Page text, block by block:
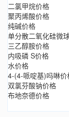
二氯甲烷价格
聚丙烯酸价格
纯碱价格
单分散二氧化硅微
三乙醇胺价格
内吸磷 S价格
水价格
4-(4-哌啶基)吗啉价
双氯芬酸钠价格
布地奈德价格